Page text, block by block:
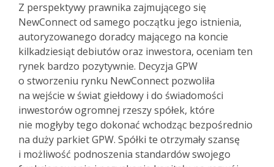
Z perspektywy prawnika zajmującego się
NewConnect od samego początku jego istnienia,
autoryzowanego doradcy mającego na koncie
kilkadziesiąt debiutów oraz inwestora, oceniam ten
rynek bardzo pozytywnie. Decyzja GPW
o stworzeniu rynku NewConnect pozwoliła
na wejście w świat giełdowy i do świadomości
inwestorów ogromnej rzeszy spółek, które
nie mogłyby tego dokonać wchodząc bezpośrednio
na duży parkiet GPW. Spółki te otrzymały szansę
i możliwość podnoszenia standardów swojego